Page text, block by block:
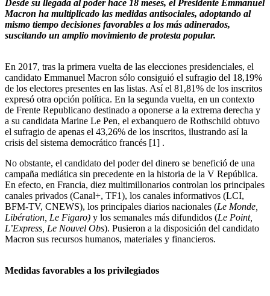
Desde su llegada al poder hace 18 meses, el Presidente Emmanuel
Macron ha multiplicado las medidas antisociales, adoptando al
mismo tiempo decisiones favorables a los más adinerados,
suscitando un amplio movimiento de protesta popular.
En 2017, tras la primera vuelta de las elecciones presidenciales, el
candidato Emmanuel Macron sólo consiguió el sufragio del 18,19%
de los electores presentes en las listas. Así el 81,81% de los inscritos
expresó otra opción política. En la segunda vuelta, en un contexto
de Frente Republicano destinado a oponerse a la extrema derecha y
a su candidata Marine Le Pen, el exbanquero de Rothschild obtuvo
el sufragio de apenas el 43,26% de los inscritos, ilustrando así la
crisis del sistema democrático francés [1] .
No obstante, el candidato del poder del dinero se benefició de una
campaña mediática sin precedente en la historia de la V República.
En efecto, en Francia, diez multimillonarios controlan los principales
canales privados (Canal+, TF1), los canales informativos (LCI,
BFM-TV, CNEWS), los principales diarios nacionales (Le Monde,
Libération, Le Figaro) y los semanales más difundidos (Le Point,
L’Express, Le Nouvel Obs). Pusieron a la disposición del candidato
Macron sus recursos humanos, materiales y financieros.
Medidas favorables a los privilegiados